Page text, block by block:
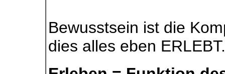
Bewusstsein ist die
dies alles eben